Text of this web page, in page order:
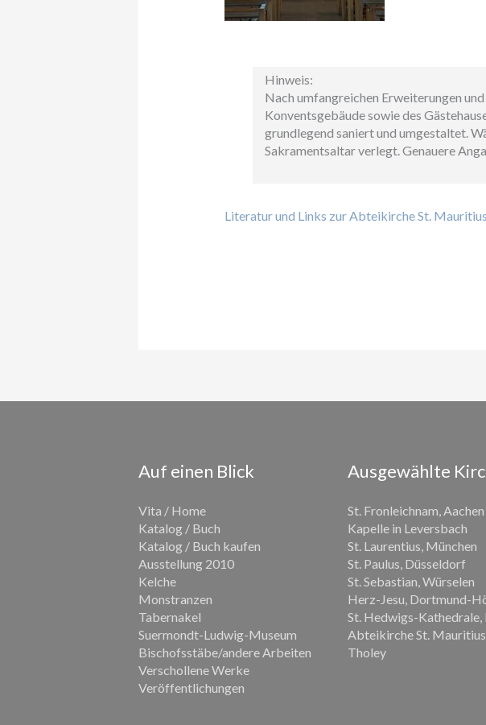
Hinweis:
Nach umfangreichen Erweiterungen
Konventsgebäude sowie des
grundlegend saniert und umgestaltet.
Sakramentsaltar verlegt. Genauere
Literatur und Links zur Abteikirche St.
Auf einen Blick
Vita / Home
Katalog / Buch
Katalog / Buch kaufen
Ausstellung 2010
Kelche
Monstranzen
Tabernakel
Suermondt-Ludwig-Museum
Bischofsstäbe/andere Arbeiten
Verschollene Werke
Veröffentlichungen
Ausgewählte
St. Fronleichnam, Aachen
Kapelle in Leversbach
St. Laurentius, München
St. Paulus, Düsseldorf
St. Sebastian, Würselen
Herz-Jesu, Dortmund-
St. Hedwigs-Kathedrale,
Abteikirche St.
Tholey